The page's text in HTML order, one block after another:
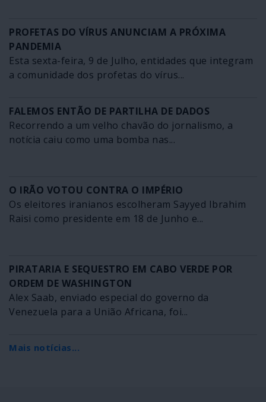
PROFETAS DO VÍRUS ANUNCIAM A PRÓXIMA
PANDEMIA
Esta sexta-feira, 9 de Julho, entidades que integram
a comunidade dos profetas do vírus...
FALEMOS ENTÃO DE PARTILHA DE DADOS
Recorrendo a um velho chavão do jornalismo, a
notícia caiu como uma bomba nas...
O IRÃO VOTOU CONTRA O IMPÉRIO
Os eleitores iranianos escolheram Sayyed Ibrahim
Raisi como presidente em 18 de Junho e...
PIRATARIA E SEQUESTRO EM CABO VERDE POR
ORDEM DE WASHINGTON
Alex Saab, enviado especial do governo da
Venezuela para a União Africana, foi...
Mais notícias...